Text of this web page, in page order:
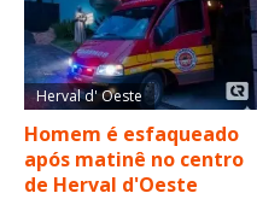
Herval d' Oeste
Homem é esfaqueado
após matinê no centro
de Herval d'Oeste